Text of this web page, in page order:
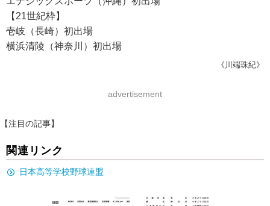
【21世紀枠】
壱岐（長崎）初出場
横浜清陵（神奈川）初出場
《川端珠紀》
advertisement
【注目の記事】
関連リンク
日本高等学校野球連盟